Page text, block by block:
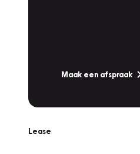
Maak een afspraak
Lease